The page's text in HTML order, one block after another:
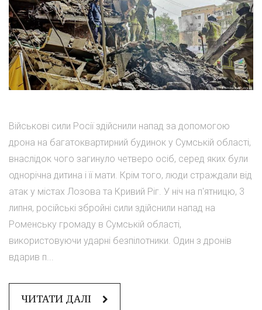
Військові сили Росії здійснили напад за допомогою
дрона на багатоквартирний будинок у Сумській області,
внаслідок чого загинуло четверо осіб, серед яких були
однорічна дитина і її мати. Крім того, люди страждали від
атак у містах Лозова та Кривий Ріг. У ніч на п'ятницю, 3
липня, російські збройні сили здійснили напад на
Роменську громаду в Сумській області,
використовуючи ударні безпілотники. Один з дронів
вдарив п...
ЧИТАТИ ДАЛІ